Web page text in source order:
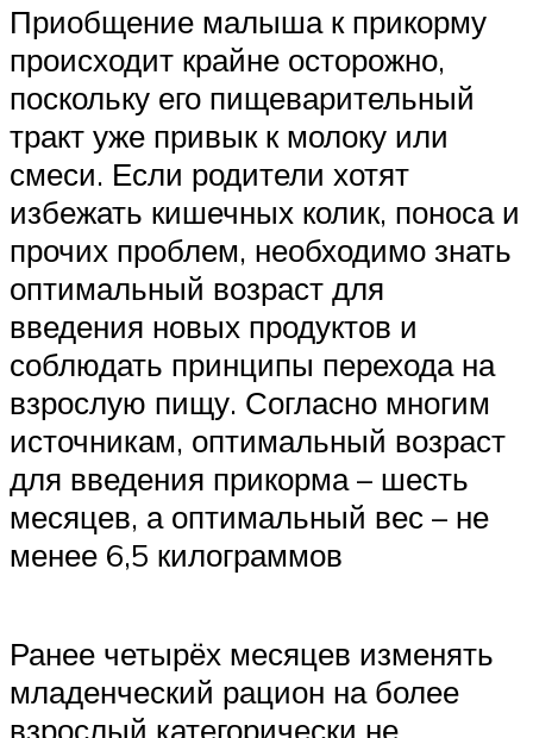
Приобщение малыша к прикорму
происходит крайне осторожно,
поскольку его пищеварительный
тракт уже привык к молоку или
смеси. Если родители хотят
избежать кишечных колик, поноса и
прочих проблем, необходимо знать
оптимальный возраст для
введения новых продуктов и
соблюдать принципы перехода на
взрослую пищу. Согласно многим
источникам, оптимальный возраст
для введения прикорма – шесть
месяцев, а оптимальный вес – не
менее 6,5 килограммов
Ранее четырёх месяцев изменять
младенческий рацион на более
взрослый категорически не